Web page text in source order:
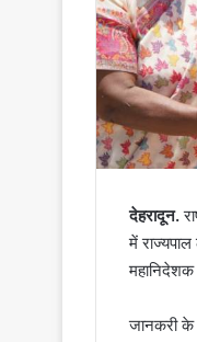
देहरादून.
में
महानिदेशक
जानकरी के